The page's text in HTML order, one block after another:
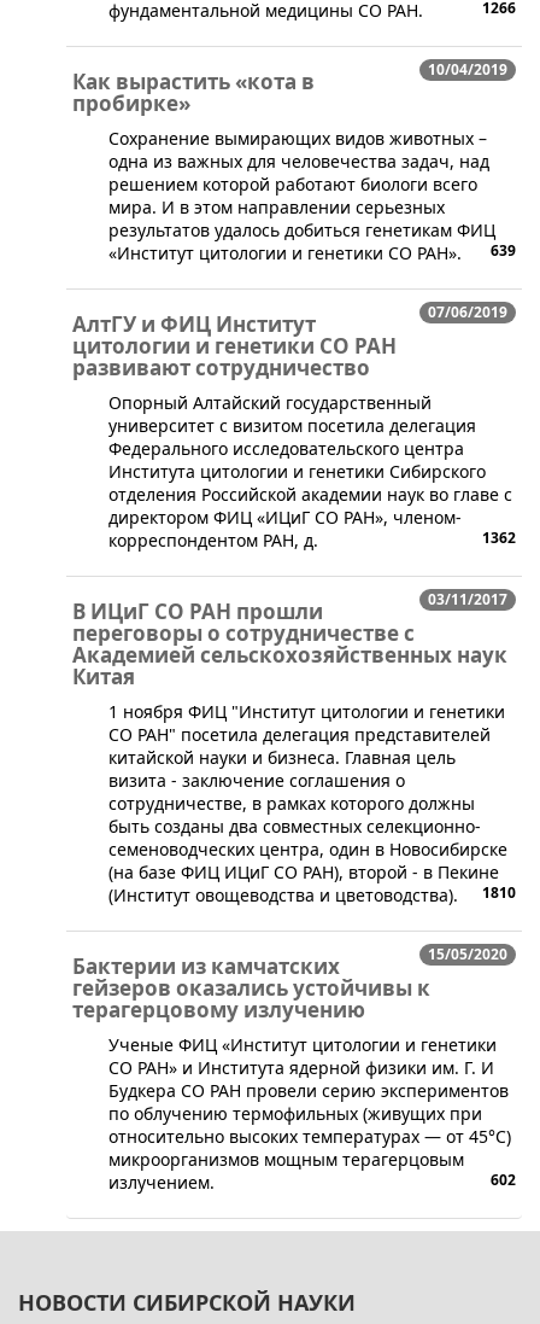
фундаментальной медицины СО РАН.
1266
10/04/2019
Как вырастить «кота в
пробирке»
​Сохранение вымирающих видов животных –
одна из важных для человечества задач, над
решением которой работают биологи всего
мира. И в этом направлении серьезных
результатов удалось добиться генетикам ФИЦ
«Институт цитологии и генетики СО РАН».
639
07/06/2019
АлтГУ и ФИЦ Институт
цитологии и генетики СО РАН
развивают сотрудничество
Опорный Алтайский государственный
университет с визитом посетила делегация
Федерального исследовательского центра
Института цитологии и генетики Сибирского
отделения Российской академии наук во главе с
директором ФИЦ «ИЦиГ СО РАН», членом-
корреспондентом РАН, д.
1362
03/11/2017
​​В ИЦиГ СО РАН прошли
переговоры о сотрудничестве с
Академией сельскохозяйственных наук
Китая
1 ноября ФИЦ "Институт цитологии и генетики
СО РАН" посетила делегация представителей
китайской науки и бизнеса. Главная цель
визита - заключение соглашения о
сотрудничестве, в рамках которого должны
быть созданы два совместных селекционно-
семеноводческих центра, один в Новосибирске
(на базе ФИЦ ИЦиГ СО РАН), второй - в Пекине
(Институт овощеводства и цветоводства).
1810
15/05/2020
Бактерии из камчатских
гейзеров оказались устойчивы к
терагерцовому излучению
Ученые ФИЦ «Институт цитологии и генетики
СО РАН» и Института ядерной физики им. Г. И
Будкера СО РАН провели серию экспериментов
по облучению термофильных (живущих при
относительно высоких температурах — от 45°С)
микроорганизмов мощным терагерцовым
излучением.
602
НОВОСТИ СИБИРСКОЙ НАУКИ